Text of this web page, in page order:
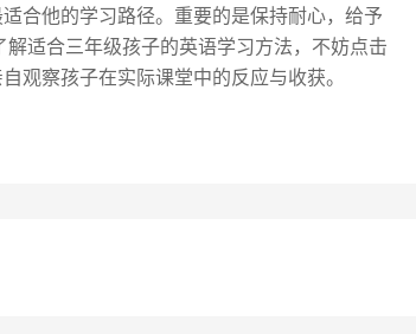
合他的学习路径。重要的是保持耐心，给予
适合三年级孩子的英语学习方法，不妨点击
观察孩子在实际课堂中的反应与收获。